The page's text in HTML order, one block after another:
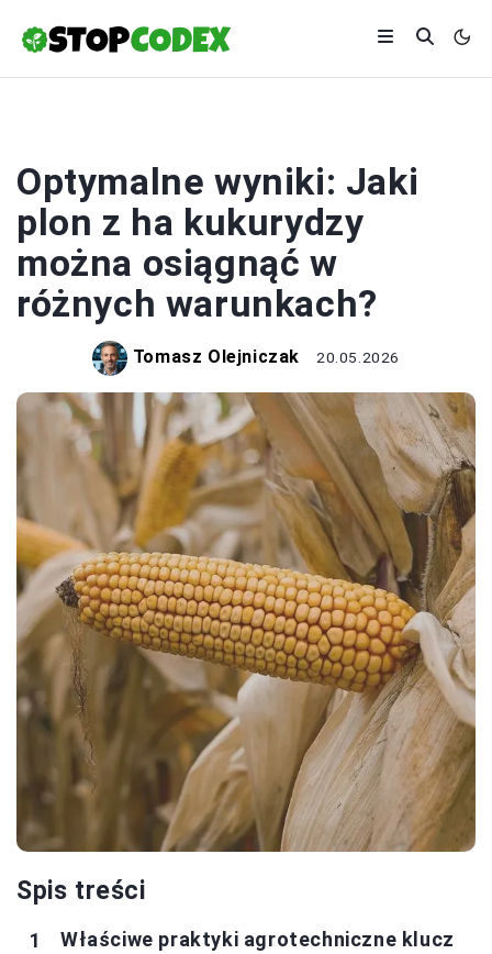
Optymalne wyniki: Jaki
plon z ha kukurydzy
można osiągnąć w
różnych warunkach?
Tomasz Olejniczak 20.05.2026
Spis treści
Właściwe praktyki agrotechniczne klucz